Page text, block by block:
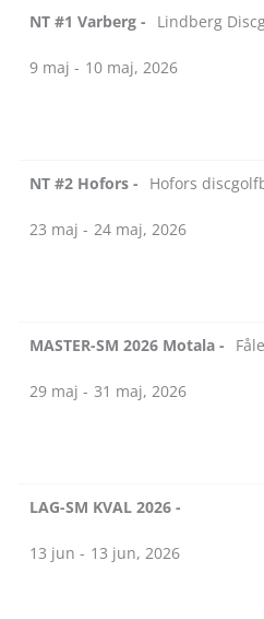
9 maj - 10 maj, 2026
NT #1 Varberg - Lindberg
23 maj - 24 maj, 2026
NT #2 Hofors - Hofors
29 maj - 31 maj, 2026
MASTER-SM 2026 Motala -
13 jun - 13 jun, 2026
LAG-SM KVAL 2026 -